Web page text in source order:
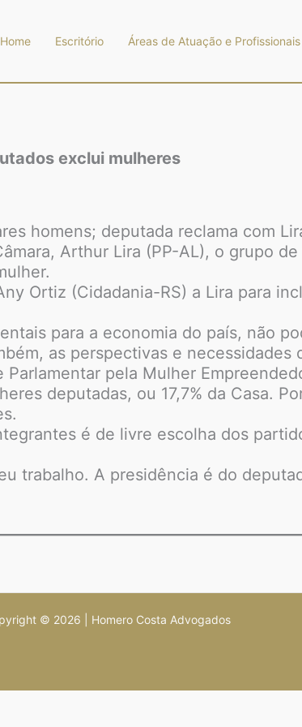
Home Escritório Áreas de Atuação e Profissionais
exclui mulheres
homens; deputada reclama com
Arthur Lira (PP-AL), o grupo
Ortiz (Cidadania-RS) a Lira para
para a economia do país, não
as perspectivas e necessidades
pela Mulher
deputadas, ou 17,7% da Casa.
é de livre escolha dos
trabalho. A presidência é do
© 2026 | Homero Costa Advogados